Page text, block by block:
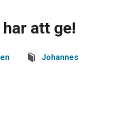
att ge!
Johannes